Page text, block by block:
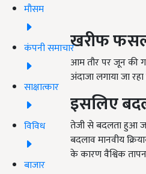
मौसम
कंपनी समाचार
साक्षात्कार
विविध
बाजार
खरीफ
आम तौर पर जून की
अंदाजा लगाया जा
इसलिए
तेजी से बदलता हुआ
बदलाव मानवीय
के कारण वैश्विक